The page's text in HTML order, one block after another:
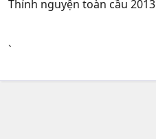
Thỉnh nguyện toàn cầu 2013
`